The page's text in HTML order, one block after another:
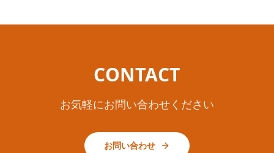
CONTACT
お気軽にお問い合わせください
お問い合わせ